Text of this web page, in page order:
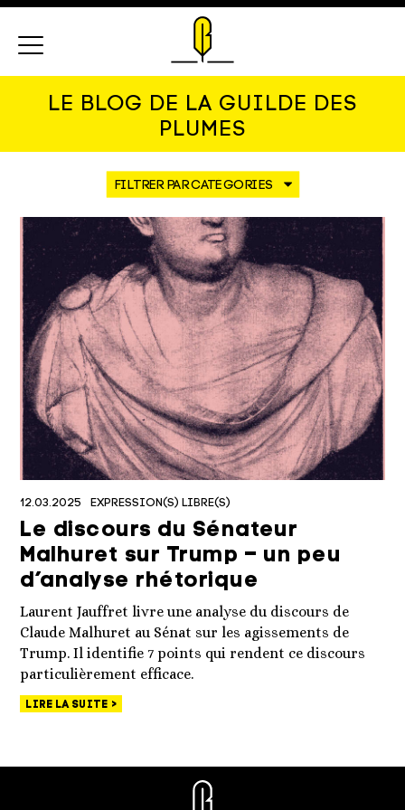
LE BLOG DE LA GUILDE DES
PLUMES
12.03.2025 EXPRESSION(S) LIBRE(S)
Le discours du Sénateur
Malhuret sur Trump – un peu
d’analyse rhétorique
Laurent Jauffret livre une analyse du discours de
Claude Malhuret au Sénat sur les agissements de
Trump. Il identifie 7 points qui rendent ce discours
particulièrement efficace.
LIRE LA SUITE